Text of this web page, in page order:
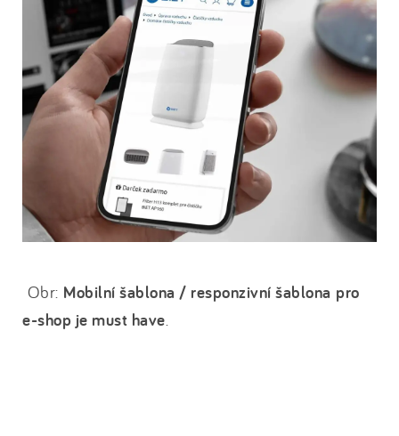
Obr: Mobilní šablona / responzivní šablona pro
e-shop je must have